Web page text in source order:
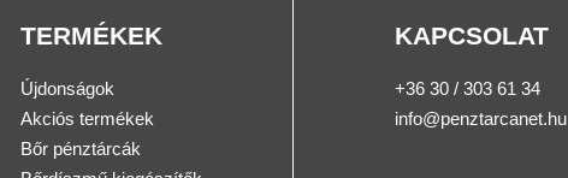
TERMÉKEK
Újdonságok
Akciós termékek
Bőr pénztárcák
KAPCSOLAT
+36 30 / 303 61 34
info@penztarcanet.hu